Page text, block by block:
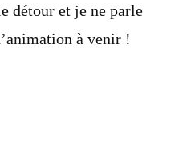
détour et je ne parle
à venir !